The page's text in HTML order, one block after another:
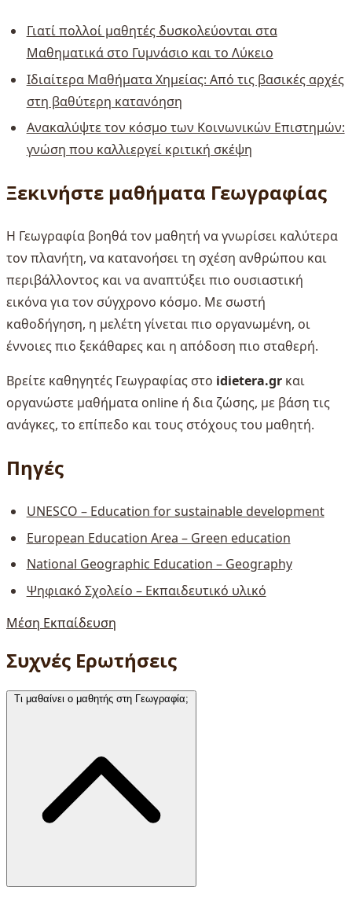
Γιατί πολλοί μαθητές δυσκολεύονται στα
Μαθηματικά στο Γυμνάσιο και το Λύκειο
Ιδιαίτερα Μαθήματα Χημείας: Από τις βασικές αρχές
στη βαθύτερη κατανόηση
Ανακαλύψτε τον κόσμο των Κοινωνικών Επιστημών:
γνώση που καλλιεργεί κριτική σκέψη
Ξεκινήστε μαθήματα Γεωγραφίας
Η Γεωγραφία βοηθά τον μαθητή να γνωρίσει καλύτερα
τον πλανήτη, να κατανοήσει τη σχέση ανθρώπου και
περιβάλλοντος και να αναπτύξει πιο ουσιαστική
εικόνα για τον σύγχρονο κόσμο. Με σωστή
καθοδήγηση, η μελέτη γίνεται πιο οργανωμένη, οι
έννοιες πιο ξεκάθαρες και η απόδοση πιο σταθερή.
Βρείτε καθηγητές Γεωγραφίας στο idietera.gr και
οργανώστε μαθήματα online ή δια ζώσης, με βάση τις
ανάγκες, το επίπεδο και τους στόχους του μαθητή.
Πηγές
UNESCO – Education for sustainable development
European Education Area – Green education
National Geographic Education – Geography
Ψηφιακό Σχολείο – Εκπαιδευτικό υλικό
Μέση Εκπαίδευση
Συχνές Ερωτήσεις
Τι μαθαίνει ο μαθητής στη Γεωγραφία;